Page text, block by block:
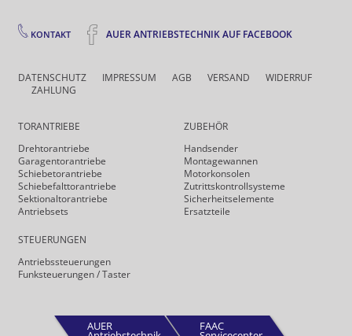
KONTAKT AUER ANTRIEBSTECHNIK AUF FACEBOOK
DATENSCHUTZ IMPRESSUM AGB VERSAND
WIDERRUF
ZAHLUNG
TORANTRIEBE
Drehtor­antriebe
Garagentorantriebe
Schiebetorantriebe
Schiebefalt­torantriebe
Sektionaltorantriebe
Antriebsets
STEUERUNGEN
Antriebs­steuerungen
Funk­steuerungen / Taster
ZUBEHÖR
Handsender
Montagewannen
Motorkonsolen
Zutrittskontrollsysteme
Sicherheits­elemente
Ersatzteile
AUER FAAC